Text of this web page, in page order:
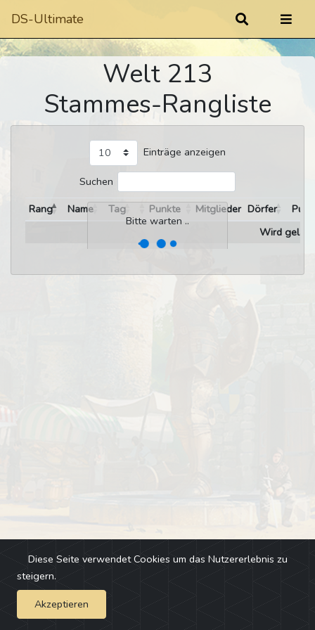
DS-Ultimate
Welt 213
Stammes-Rangliste
Einträge anzeigen
Suchen
Bitte warten ..
Rang Name Tag Punkte Mitglieder Dörfer
Wird
Impressum - Changelog
Diese Seite verwendet Cookies um das Nutzererlebnis zu
steigern.
Akzeptieren